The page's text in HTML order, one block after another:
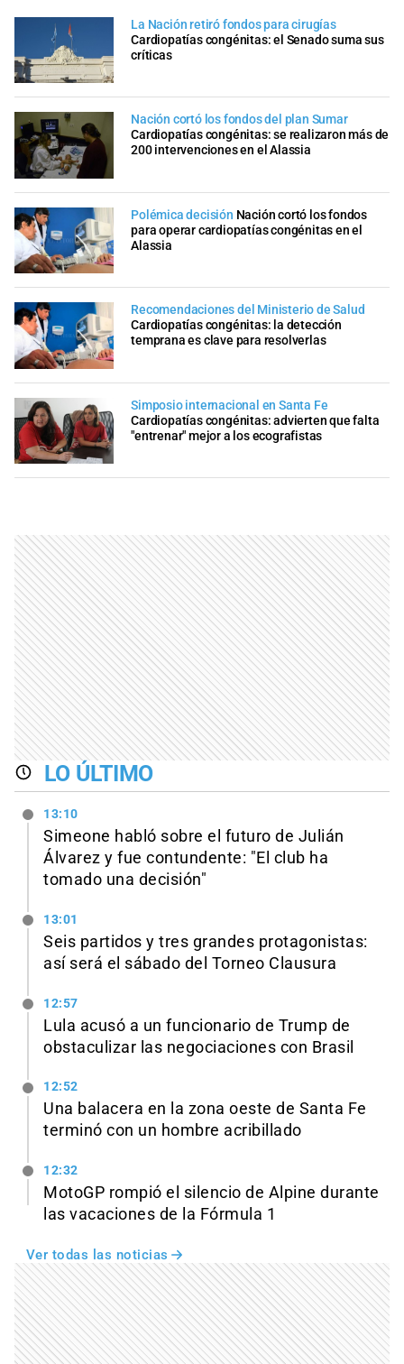
La Nación retiró fondos para cirugías
Cardiopatías congénitas: el Senado suma sus
críticas
Nación cortó los fondos del plan Sumar
Cardiopatías congénitas: se realizaron más de
200 intervenciones en el Alassia
Polémica decisión Nación cortó los fondos
para operar cardiopatías congénitas en el
Alassia
Recomendaciones del Ministerio de Salud
Cardiopatías congénitas: la detección
temprana es clave para resolverlas
Simposio internacional en Santa Fe
Cardiopatías congénitas: advierten que falta
"entrenar" mejor a los ecografistas
LO ÚLTIMO
13:10
Simeone habló sobre el futuro de Julián
Álvarez y fue contundente: "El club ha
tomado una decisión"
13:01
Seis partidos y tres grandes protagonistas:
así será el sábado del Torneo Clausura
12:57
Lula acusó a un funcionario de Trump de
obstaculizar las negociaciones con Brasil
12:52
Una balacera en la zona oeste de Santa Fe
terminó con un hombre acribillado
12:32
MotoGP rompió el silencio de Alpine durante
las vacaciones de la Fórmula 1
Ver todas las noticias